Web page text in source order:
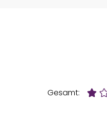
Gesamt: